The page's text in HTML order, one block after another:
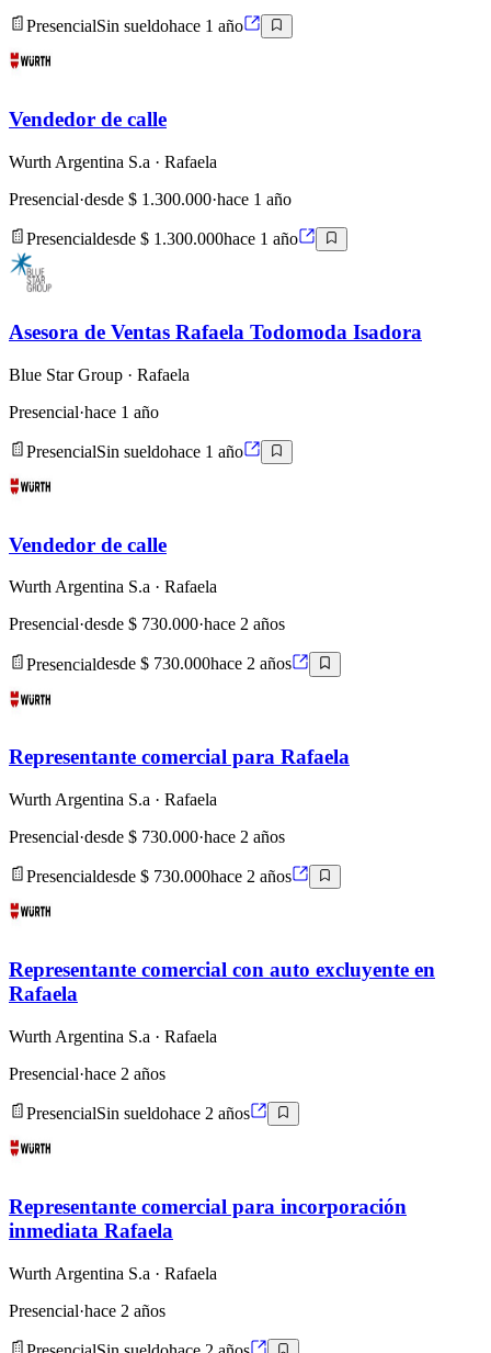
PresencialSin sueldohace 1 año
Vendedor de calle
Wurth Argentina S.a · Rafaela
Presencial·desde $ 1.300.000·hace 1 año
Presencialdesde $ 1.300.000hace 1 año
Asesora de Ventas Rafaela Todomoda Isadora
Blue Star Group · Rafaela
Presencial·hace 1 año
PresencialSin sueldohace 1 año
Vendedor de calle
Wurth Argentina S.a · Rafaela
Presencial·desde $ 730.000·hace 2 años
Presencialdesde $ 730.000hace 2 años
Representante comercial para Rafaela
Wurth Argentina S.a · Rafaela
Presencial·desde $ 730.000·hace 2 años
Presencialdesde $ 730.000hace 2 años
Representante comercial con auto excluyente en
Rafaela
Wurth Argentina S.a · Rafaela
Presencial·hace 2 años
PresencialSin sueldohace 2 años
Representante comercial para incorporación
inmediata Rafaela
Wurth Argentina S.a · Rafaela
Presencial·hace 2 años